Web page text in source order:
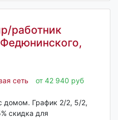
работник
сеть от 42 940 руб
домом. График 2/2, 5/2,
cкидка для